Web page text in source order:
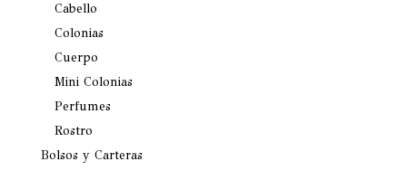
Cabello
Colonias
Cuerpo
Mini Colonias
Perfumes
Rostro
Bolsos y Carteras